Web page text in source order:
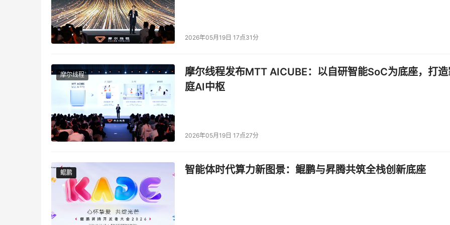
2026年05月19日 17点31分
摩尔线程
摩尔线程发布MTT AICUBE：以自研智能SoC为底座，打
庭AI中枢
2026年05月19日 17点27分
鲲鹏
鲲鹏 智能体时代算力新图景：鲲鹏与昇腾共筑全栈创新底座